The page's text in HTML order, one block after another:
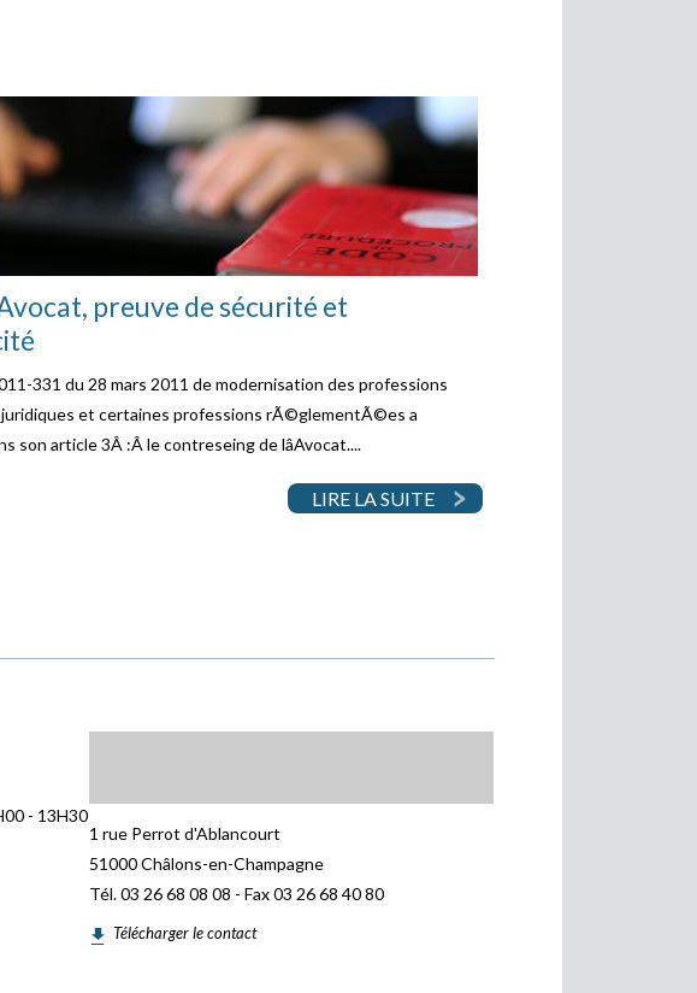
preuve de sécurité et
331 du 28 mars 2011 de modernisation des professions
juridiques et certaines professions rÃ©glementÃ©es a
son article 3Â :Â le contreseing de lâAvocat....
LIRE LA SUITE
- 13H30
1 rue Perrot d'Ablancourt
51000 Châlons-en-Champagne
Tél. 03 26 68 08 08 - Fax 03 26 68 40 80
Télécharger le contact